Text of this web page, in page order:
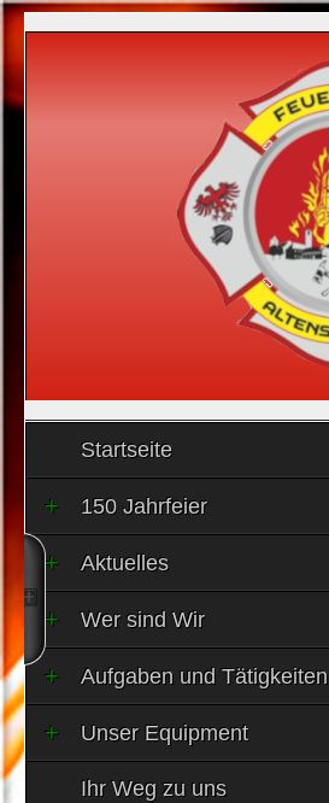
Startseite
150 Jahrfeier
Aktuelles
Wer sind Wir
Aufgaben und Tätigkeiten
Unser Equipment
Ihr Weg zu uns